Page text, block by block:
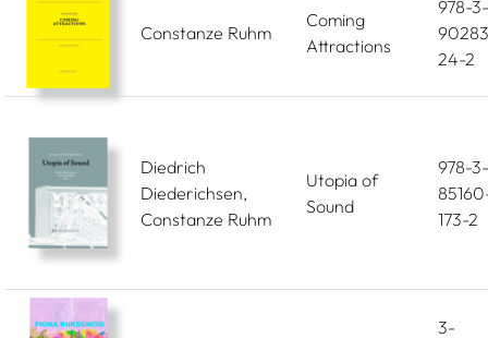
Constanze Ruhm
Coming
Attractions
978-3-
24-2
Diedrich
Diederichsen,
Constanze Ruhm
Utopia of
Sound
978-3-
173-2
3-